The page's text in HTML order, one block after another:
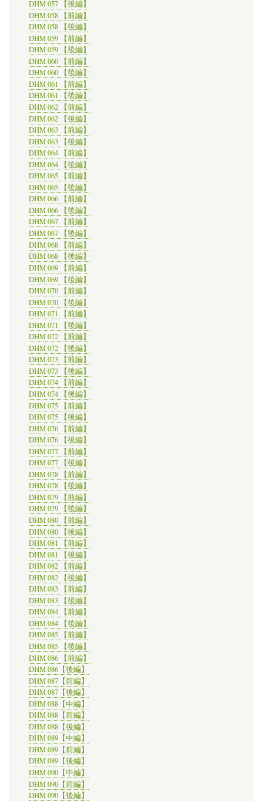
DHM 057 【後編】
DHM 058 【前編】
DHM 058 【後編】
DHM 059 【前編】
DHM 059 【後編】
DHM 060 【前編】
DHM 060 【後編】
DHM 061 【前編】
DHM 061 【後編】
DHM 062 【前編】
DHM 062 【後編】
DHM 063 【前編】
DHM 063 【後編】
DHM 064 【前編】
DHM 064 【後編】
DHM 065 【前編】
DHM 065 【後編】
DHM 066 【前編】
DHM 066 【後編】
DHM 067 【前編】
DHM 067 【後編】
DHM 068 【前編】
DHM 068 【後編】
DHM 069 【前編】
DHM 069 【後編】
DHM 070 【前編】
DHM 070 【後編】
DHM 071 【前編】
DHM 071 【後編】
DHM 072 【前編】
DHM 072 【後編】
DHM 073 【前編】
DHM 073 【後編】
DHM 074 【前編】
DHM 074 【後編】
DHM 075 【前編】
DHM 075 【後編】
DHM 076 【前編】
DHM 076 【後編】
DHM 077 【前編】
DHM 077 【後編】
DHM 078 【前編】
DHM 078 【後編】
DHM 079 【前編】
DHM 079 【後編】
DHM 080 【前編】
DHM 080 【後編】
DHM 081 【前編】
DHM 081 【後編】
DHM 082 【前編】
DHM 082 【後編】
DHM 083 【前編】
DHM 083 【後編】
DHM 084 【前編】
DHM 084 【後編】
DHM 085 【前編】
DHM 085 【後編】
DHM 086 【前編】
DHM 086【後編】
DHM 087【前編】
DHM 087【後編】
DHM 088【中編】
DHM 088【前編】
DHM 088【後編】
DHM 089【中編】
DHM 089【前編】
DHM 089【後編】
DHM 090【中編】
DHM 090【前編】
DHM 090【後編】